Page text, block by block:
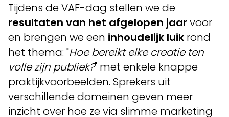
Tijdens de VAF-dag stellen we de
resultaten van het afgelopen jaar voor
en brengen we een inhoudelijk luik rond
het thema: "Hoe bereikt elke creatie ten
volle zijn publiek?" met enkele knappe
praktijkvoorbeelden. Sprekers uit
verschillende domeinen geven meer
inzicht over hoe ze via slimme marketing